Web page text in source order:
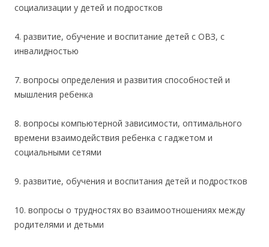
социализации у детей и подростков
4. развитие, обучение и воспитание детей с ОВЗ, с
инвалидностью
7. вопросы определения и развития способностей и
мышления ребенка
8. вопросы компьютерной зависимости, оптимального
времени взаимодействия ребенка с гаджетом и
социальными сетями
9. развитие, обучения и воспитания детей и подростков
10. вопросы о трудностях во взаимоотношениях между
родителями и детьми